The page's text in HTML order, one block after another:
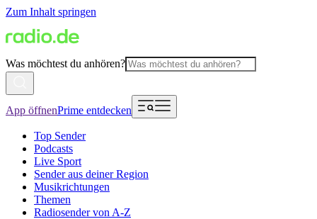
Zum Inhalt springen
Was möchtest du anhören?
App öffnenPrime entdecken
Top Sender
Podcasts
Live Sport
Sender aus deiner Region
Musikrichtungen
Themen
Radiosender von A-Z